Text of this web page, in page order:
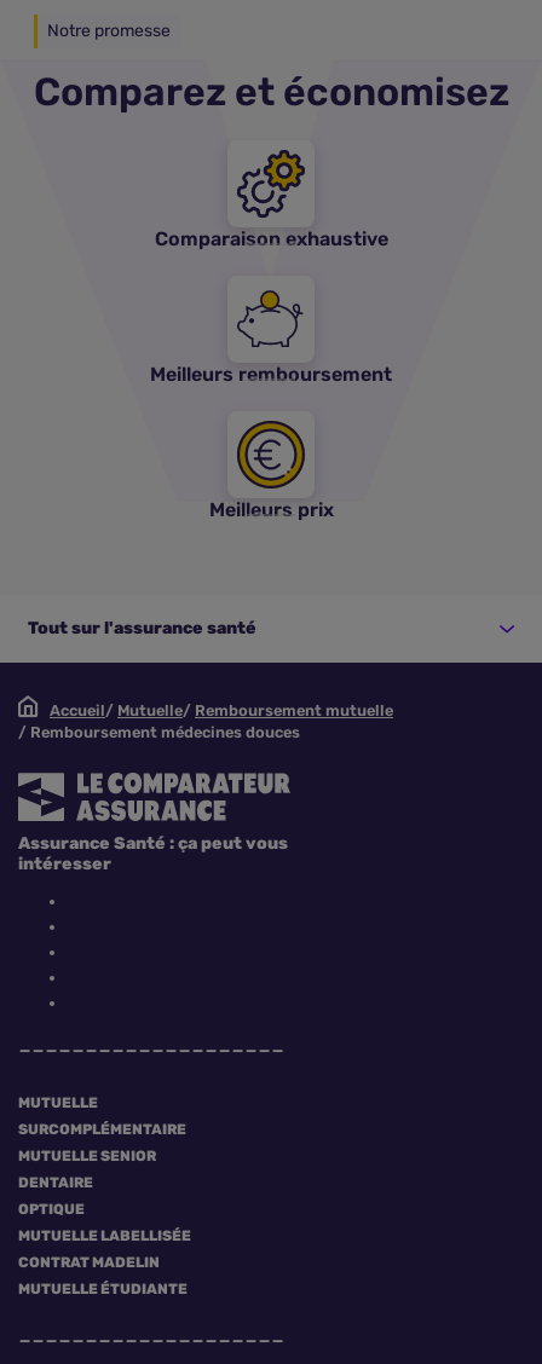
Notre promesse
Comparez et économisez
Comparaison exhaustive
Meilleurs remboursement
Meilleurs prix
Tout sur l'assurance santé
Simuler vos remboursements mutuelle
Accueil Mutuelle
Remboursement mutuelle
Remboursement médecines douces
MUTUELLE
SURCOMPLÉMENTAIRE
MUTUELLE SENIOR
DENTAIRE
OPTIQUE
MUTUELLE LABELLISÉE
CONTRAT MADELIN
MUTUELLE ÉTUDIANTE
Assurance Santé : ça peut vous
intéresser